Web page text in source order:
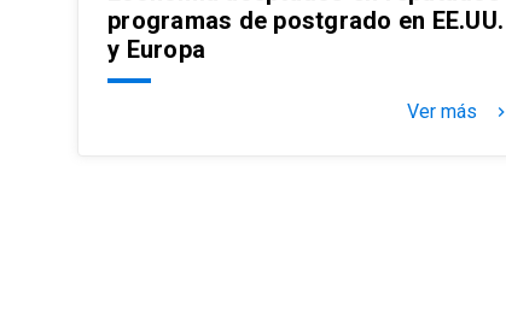
programas de postgrado en EE.UU.
y Europa
Ver más keyboard_arrow_right